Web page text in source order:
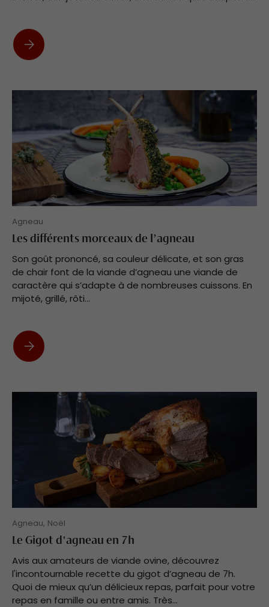
Les meilleures cuissons de l'agneau
Agneau
Les différents morceaux de l’agneau
Son goût prononcé, sa couleur délicate, et son gras
de chair font de la viande d’agneau une viande de
caractère qui s’adapte à de nombreuses cuissons. En
mijoté, grillé, rôti...
Les différents morceaux de l’agneau
Agneau, Noël
Le Gigot d'agneau en 7h
Avis aux amateurs de viande ovine, découvrez
l'incontournable recette du gigot d’agneau de 7h.
Quoi de mieux qu’un délicieux repas, parfait pour votre
repas en famille ou entre amis. Très...